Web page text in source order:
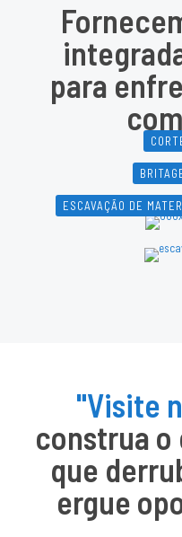
para
ESCAVAÇÃO DE
"Visite
construa
que
ergue